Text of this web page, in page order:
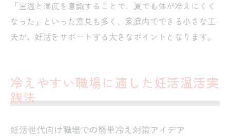
「室温と湿度を意識することで、夏でも体が冷えにくく
なった」といった意見も多く、家庭内でできる小さな工
夫が、妊活をサポートする大きなポイントとなります。
冷えやすい職場に適した妊活温活実
践法
妊活世代向け職場での簡単冷え対策アイデア